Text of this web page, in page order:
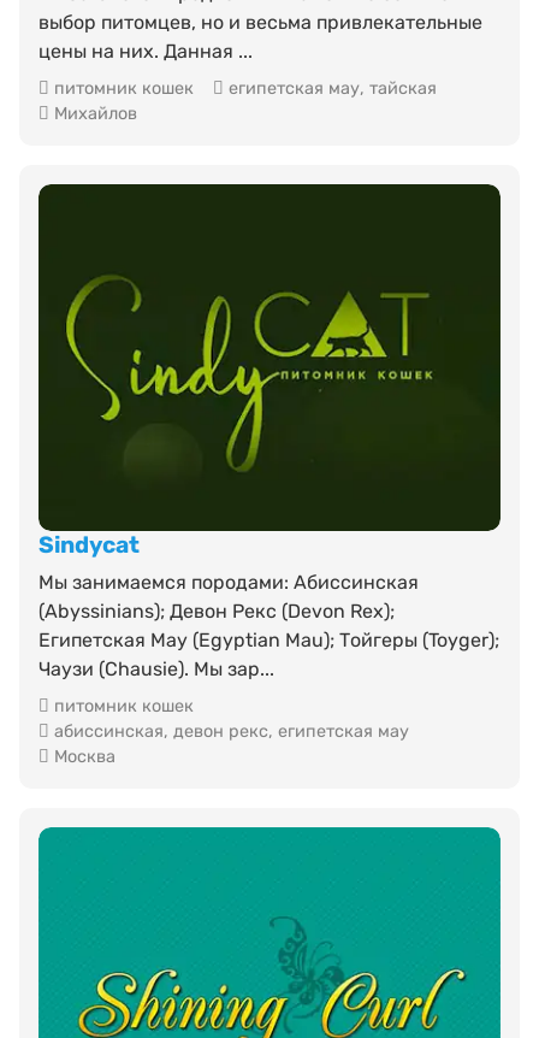
выбор питомцев, но и весьма привлекательные
цены на них. Данная ...
питомник кошек египетская мау, тайская
Михайлов
Sindycat
Мы занимаемся породами: Абиссинская
(Abyssinians); Девон Рекс (Devon Rex);
Египетская Мау (Egyptian Mau); Тойгеры (Toyger);
Чаузи (Chausie). Мы зар...
питомник кошек
абиссинская, девон рекс, египетская мау
Москва